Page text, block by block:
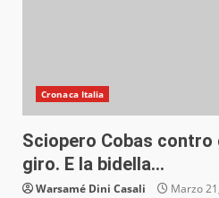
Cronaca Italia
Sciopero Cobas contro
giro. E la bidella…
Warsamé Dini Casali Marzo